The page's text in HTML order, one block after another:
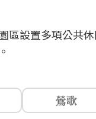
設置多項公共
鶯歌